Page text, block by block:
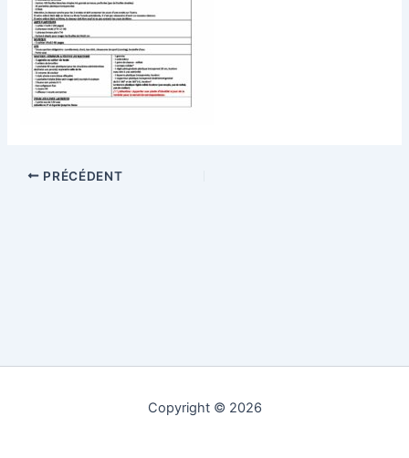
PRÉCÉDENT
Copyright © 2026